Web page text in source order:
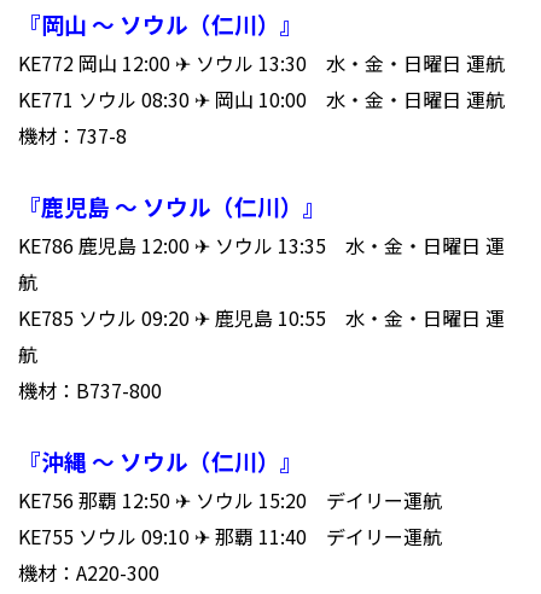
『岡山 ～ ソウル（仁川）』
KE772 岡山 12:00 ✈ ソウル 13:30 水・金・日曜日 運航
KE771 ソウル 08:30 ✈ 岡山 10:00 水・金・日曜日 運航
機材：737-8
『鹿児島 ～ ソウル（仁川）』
KE786 鹿児島 12:00 ✈ ソウル 13:35 水・金・日曜日 運
航
KE785 ソウル 09:20 ✈ 鹿児島 10:55 水・金・日曜日 運
航
機材：B737-800
『沖縄 ～ ソウル（仁川）』
KE756 那覇 12:50 ✈ ソウル 15:20 デイリー運航
KE755 ソウル 09:10 ✈ 那覇 11:40 デイリー運航
機材：A220-300